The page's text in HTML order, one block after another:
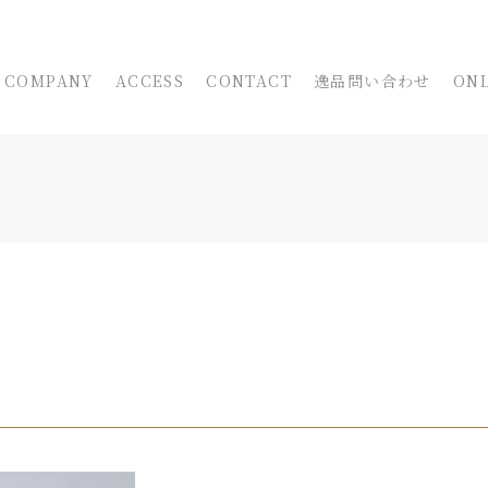
COMPANY ACCESS CONTACT 逸品問い合わせ